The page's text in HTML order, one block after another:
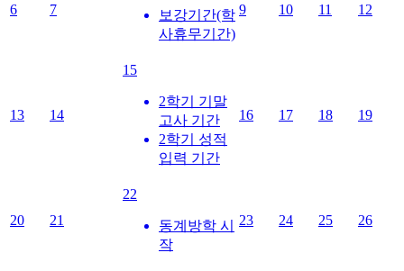
6 7
보강기간(학
사휴무기간)
9 10 11 12
13 14
15
2학기 기말
고사 기간
2학기 성적
입력 기간
16 17 18 19
20 21
22
동계방학 시
작
23 24 25 26